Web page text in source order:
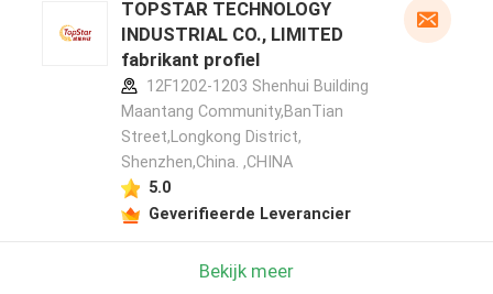
TOPSTAR TECHNOLOGY
INDUSTRIAL CO., LIMITED
fabrikant profiel
12F1202-1203 Shenhui Building
Maantang Community,BanTian
Street,Longkong District,
Shenzhen,China. ,CHINA
5.0
Geverifieerde Leverancier
Bekijk meer